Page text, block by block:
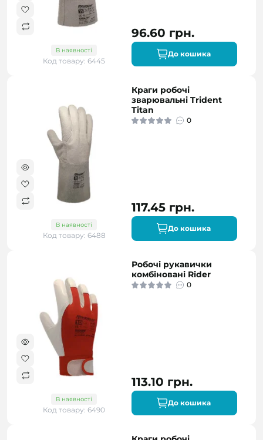
В наявності
Код товару: 6445
96.60 грн.
До кошика
В наявності
Код товару: 6488
Краги робочі
зварювальні Trident
Titan
0
117.45 грн.
До кошика
В наявності
Код товару: 6490
Робочі рукавички
комбіновані Rider
0
113.10 грн.
До кошика